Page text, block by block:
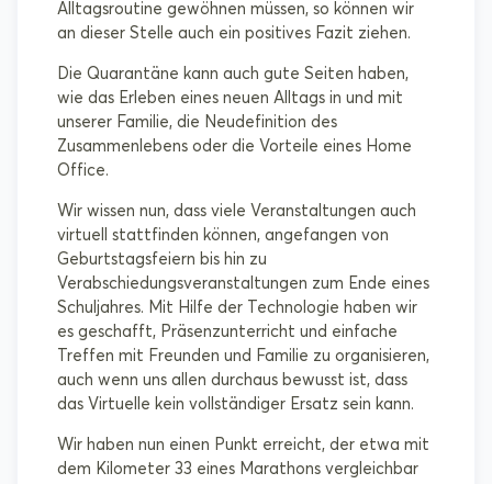
Alltagsroutine gewöhnen müssen, so können wir
an dieser Stelle auch ein positives Fazit ziehen.
Die Quarantäne kann auch gute Seiten haben,
wie das Erleben eines neuen Alltags in und mit
unserer Familie, die Neudefinition des
Zusammenlebens oder die Vorteile eines Home
Office.
Wir wissen nun, dass viele Veranstaltungen auch
virtuell stattfinden können, angefangen von
Geburtstagsfeiern bis hin zu
Verabschiedungsveranstaltungen zum Ende eines
Schuljahres. Mit Hilfe der Technologie haben wir
es geschafft, Präsenzunterricht und einfache
Treffen mit Freunden und Familie zu organisieren,
auch wenn uns allen durchaus bewusst ist, dass
das Virtuelle kein vollständiger Ersatz sein kann.
Wir haben nun einen Punkt erreicht, der etwa mit
dem Kilometer 33 eines Marathons vergleichbar